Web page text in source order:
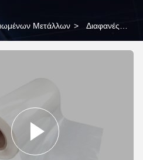
Μετάλλων > Διαφανές